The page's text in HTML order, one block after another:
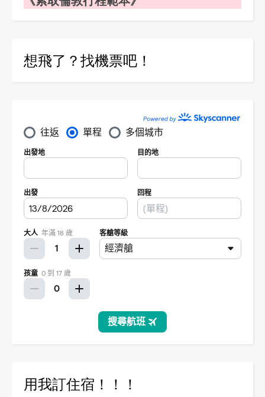
想飛了？找機票吧！
用我訂住宿！！！